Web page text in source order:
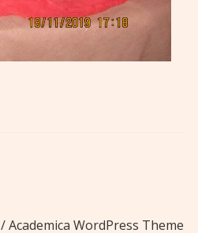
/ Academica WordPress Theme